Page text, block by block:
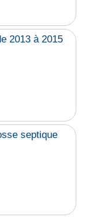
2013 à 2015
septique